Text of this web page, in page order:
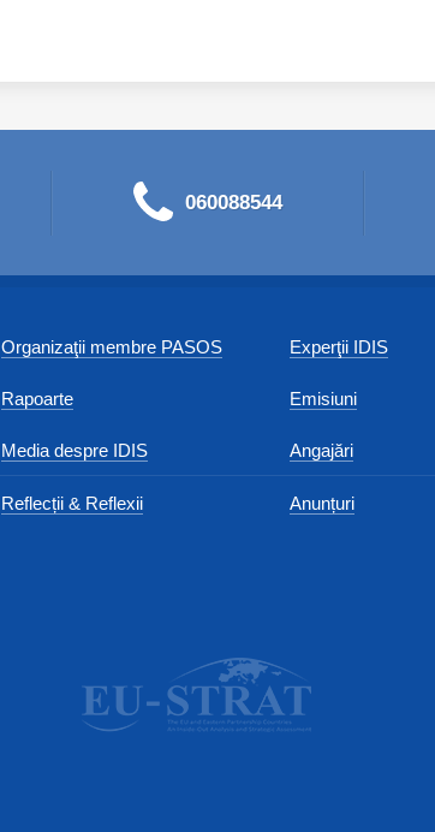
060088544
Organizaţii membre PASOS
Rapoarte
Media despre IDIS
Reflecții & Reflexii
Experţii IDIS
Emisiuni
Angajări
Anunțuri